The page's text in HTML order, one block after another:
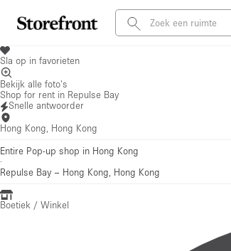
Sla op in favorieten
Bekijk alle foto's
Shop for rent in Repulse Bay
Snelle antwoorder
Hong Kong, Hong Kong
Entire Pop-up shop in Hong Kong
·
Repulse Bay – Hong Kong, Hong Kong
Boetiek / Winkel